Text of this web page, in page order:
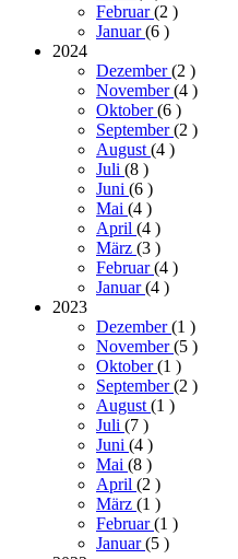
Februar(2 )
Januar(6 )
2024
Dezember(2 )
November(4 )
Oktober(6 )
September(2 )
August (4 )
Juli (8 )
Juni (6 )
Mai (4 )
April (4 )
März (3 )
Februar(4 )
Januar(4 )
2023
Dezember(1 )
November(5 )
Oktober(1 )
September(2 )
August (1 )
Juli (7 )
Juni (4 )
Mai (8 )
April (2 )
März (1 )
Februar(1 )
Januar(5 )